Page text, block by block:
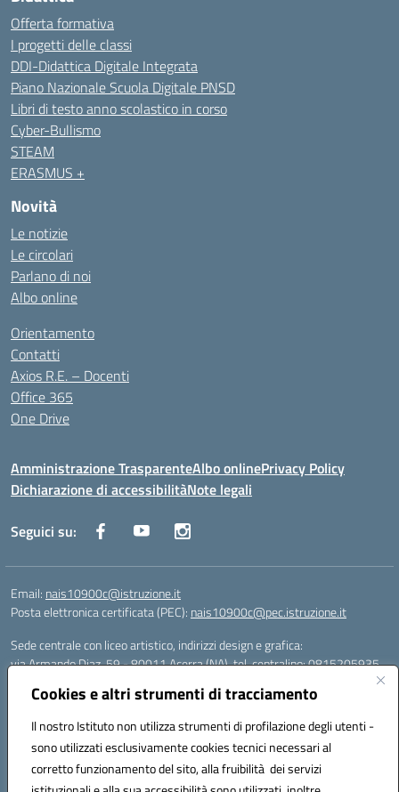
Cookies e altri strumenti di tracciamento
Il nostro Istituto non utilizza strumenti di profilazione degli utenti -
sono utilizzati esclusivamente cookies tecnici necessari al
corretto funzionamento del sito, alla fruibilità dei servizi
Offerta formativa
I progetti delle classi
DDI-Didattica Digitale Integrata
Piano Nazionale Scuola Digitale PNSD
Libri di testo anno scolastico in corso
Cyber-Bullismo
STEAM
ERASMUS +
Novità
Le notizie
Le circolari
Parlano di noi
Albo online
Orientamento
Contatti
Axios R.E. – Docenti
Office 365
One Drive
Amministrazione TrasparenteAlbo onlinePrivacy Policy
Dichiarazione di accessibilitàNote legali
Seguici su:
Email: nais10900c@istruzione.it
Posta elettronica certificata (PEC): nais10900c@pec.istruzione.it
Sede centrale con liceo artistico, indirizzi design e grafica:
via Armando Diaz, 59 - 80011 Acerra (NA), tel. centralino: 0815205935
via T. Campanella, 80011 Acerra (NA), tel/fax: 0818850905
Sede succursale con liceo musicale:
via S. Pellico, 80011 Acerra (NA), tel: 08119660921
Email: nais10900c@istruzione.it | PEC: nais10900c@pec.istruzione.it |
Nome Ufficio PA: Uff_eFatturaPA | Codice Univoco ufficio: UFOYYV |